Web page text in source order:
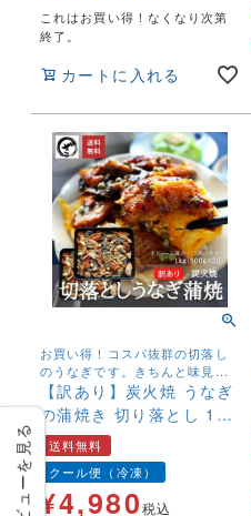
これはお買い得！なくなり次第
終了。
カートに入れる
お買い得！コスパ抜群の切落し
のうなぎです。きちんと味見を
して、コレ！というものを厳選
しております。
【訳あり】炭火焼 うなぎ
の蒲焼き 切り落とし 1kg
送料無料 刻み きざ
み お買い得 ウナギ
鰻 中国産 冷凍便
送料無料
クール便（冷凍）
¥4,980税込
レビューを見る